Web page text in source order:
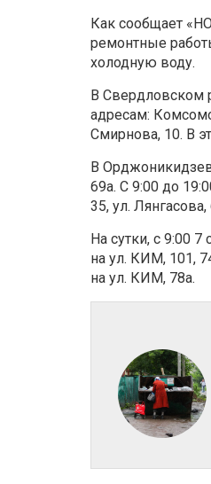
Как сообщает
ремонтные
холодную воду.
В Свердловском
адресам:
Смирнова, 10. В
В
69а. С 9:00 до
35, ул.
На сутки, с 9:00
на ул. КИМ, 101,
на ул. КИМ, 78а.